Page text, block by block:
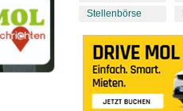
Stellenbörse